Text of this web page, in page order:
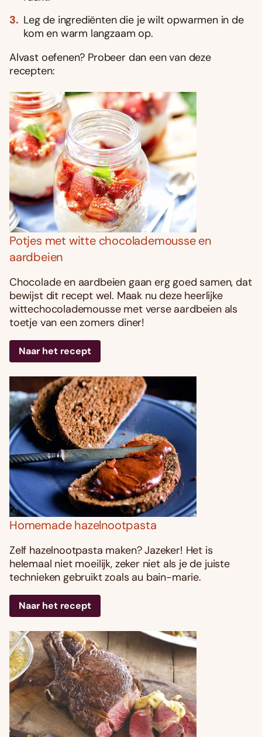
Leg de ingrediënten die je wilt opwarmen in de
kom en warm langzaam op.
Alvast oefenen? Probeer dan een van deze
recepten:
Potjes met witte chocolademousse en
aardbeien
Chocolade en aardbeien gaan erg goed samen, dat
bewijst dit recept wel. Maak nu deze heerlijke
wittechocolademousse met verse aardbeien als
toetje van een zomers diner!
Naar het recept
Homemade hazelnootpasta
Zelf hazelnootpasta maken? Jazeker! Het is
helemaal niet moeilijk, zeker niet als je de juiste
technieken gebruikt zoals au bain-marie.
Naar het recept